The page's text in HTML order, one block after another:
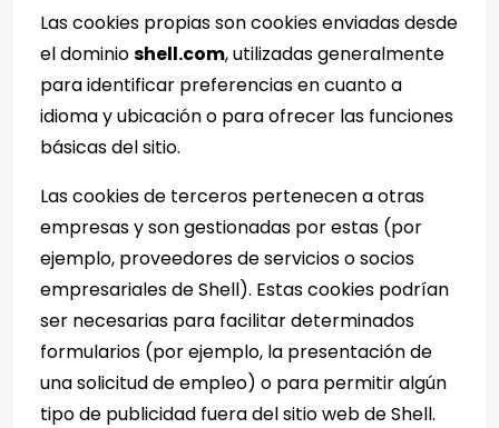
Las cookies propias son cookies enviadas desde
el dominioshell.com, utilizadas generalmente
para identificar preferencias en cuanto a
idioma y ubicación o para ofrecer las funciones
básicas del sitio.
Las cookies de terceros pertenecen a otras
empresas y son gestionadas por estas (por
ejemplo, proveedores de servicios o socios
empresariales de Shell). Estas cookies podrían
ser necesarias para facilitar determinados
formularios (por ejemplo, la presentación de
una solicitud de empleo) o para permitir algún
tipo de publicidad fuera del sitio web de Shell.